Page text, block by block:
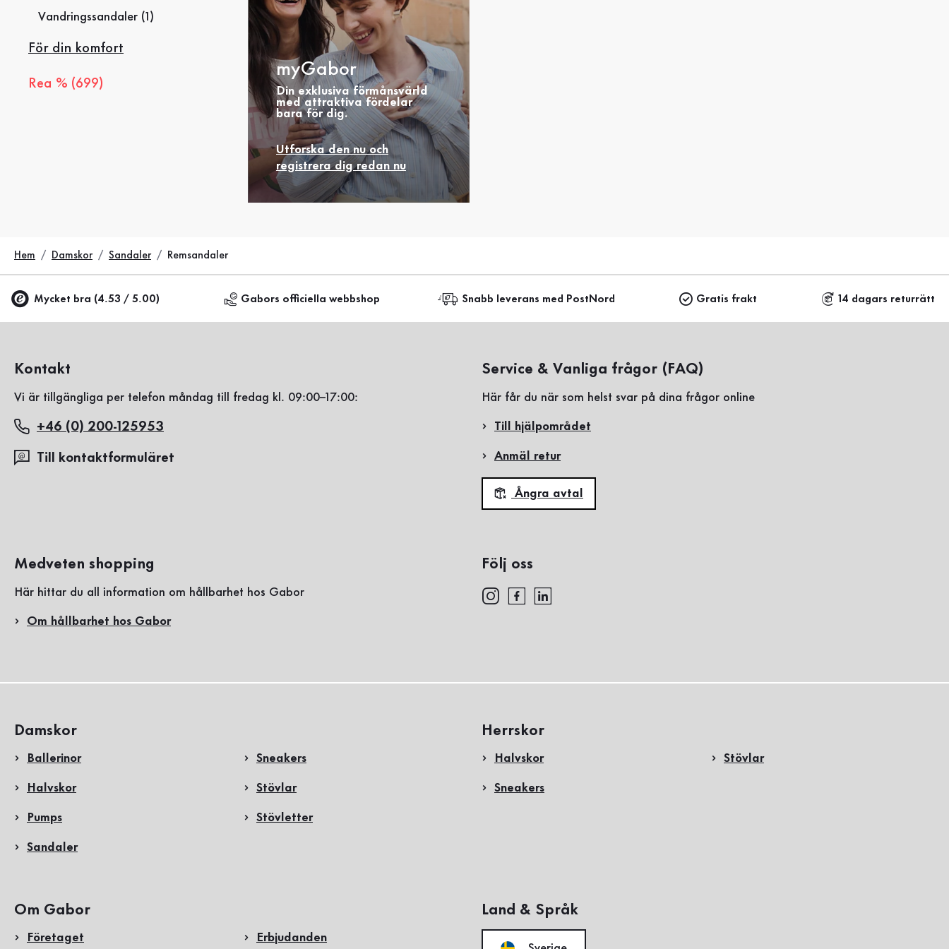
Vandringssandaler (1)
För din komfort
Rea % (699)
myGabor
Din exklusiva förmånsvärld
med attraktiva fördelar
bara för dig.
Utforska den nu och
registrera dig redan nu
Hem Damskor Sandaler Remsandaler
Mycket bra (4.53 / 5.00) Gabors officiella webbshop Snabb leverans med PostNord Gratis frakt 14 dagars returrätt
Kontakt
Vi är tillgängliga per telefon måndag till fredag kl. 09:00–17:00:
+46 (0) 200-125953
Till kontaktformuläret
Service & Vanliga frågor (FAQ)
Här får du när som helst svar på dina frågor online
Till hjälpområdet
Anmäl retur
Ångra avtal
Medveten shopping
Här hittar du all information om hållbarhet hos Gabor
Om hållbarhet hos Gabor
Följ oss
Damskor
Ballerinor
Halvskor
Pumps
Sandaler
Sneakers
Stövlar
Stövletter
Herrskor
Halvskor
Sneakers
Stövlar
Om Gabor
Företaget Erbjudanden
Land & Språk